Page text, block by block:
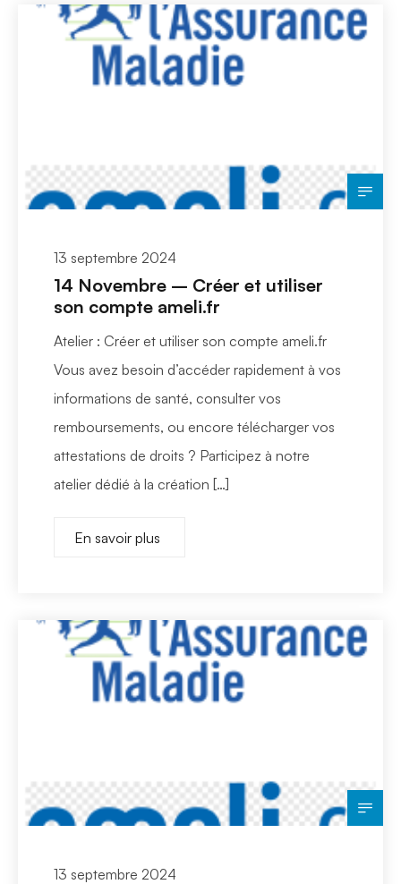
13 septembre 2024
14 Novembre – Créer et utiliser
son compte ameli.fr
Atelier : Créer et utiliser son compte ameli.fr
Vous avez besoin d’accéder rapidement à vos
informations de santé, consulter vos
remboursements, ou encore télécharger vos
attestations de droits ? Participez à notre
atelier dédié à la création […]
En savoir plus
13 septembre 2024